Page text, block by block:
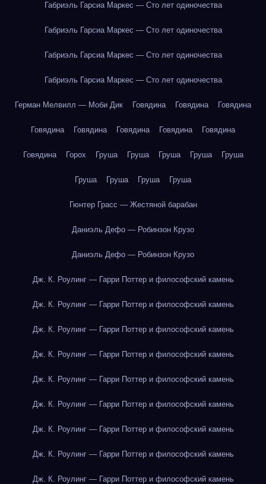
Габриэль Гарсиа Маркес — Сто лет одиночества
Габриэль Гарсиа Маркес — Сто лет одиночества
Габриэль Гарсиа Маркес — Сто лет одиночества
Габриэль Гарсиа Маркес — Сто лет одиночества
Герман Мелвилл — Моби Дик Говядина Говядина Говядина
Говядина Говядина Говядина Говядина Говядина
Говядина Горох Груша Груша Груша Груша Груша
Груша Груша Груша Груша
Гюнтер Грасс — Жестяной барабан
Даниэль Дефо — Робинзон Крузо
Даниэль Дефо — Робинзон Крузо
Дж. К. Роулинг — Гарри Поттер и философский камень
Дж. К. Роулинг — Гарри Поттер и философский камень
Дж. К. Роулинг — Гарри Поттер и философский камень
Дж. К. Роулинг — Гарри Поттер и философский камень
Дж. К. Роулинг — Гарри Поттер и философский камень
Дж. К. Роулинг — Гарри Поттер и философский камень
Дж. К. Роулинг — Гарри Поттер и философский камень
Дж. К. Роулинг — Гарри Поттер и философский камень
Дж. К. Роулинг — Гарри Поттер и философский камень